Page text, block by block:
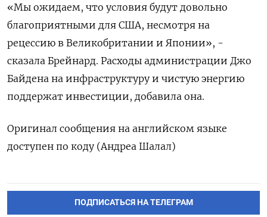
«Мы ожидаем, что условия будут довольно
благоприятными для США, несмотря на
рецессию в Великобритании и Японии», -
сказала Брейнард. Расходы администрации Джо
Байдена на инфраструктуру и чистую энергию
поддержат инвестиции, добавила она.
Оригинал сообщения на английском языке
доступен по коду (Андреа Шалал)
ПОДПИСАТЬСЯ НА ТЕЛЕГРАМ